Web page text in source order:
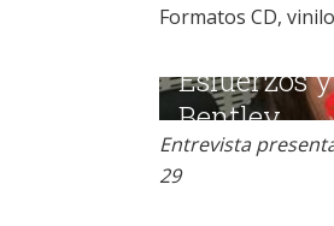
Formatos CD,
Entrevista
29